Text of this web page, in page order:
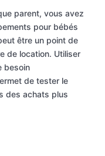
parent, vous avez
pour bébés
être un point de
de location. Utiliser
besoin
de tester le
des achats plus